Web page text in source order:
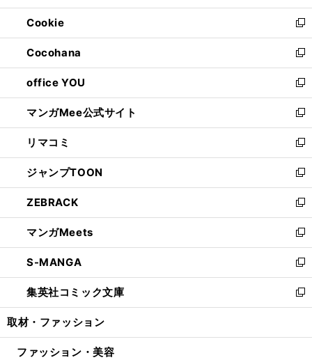
開
く
ウ
で
開
く
ン
ド
ウ
で
開
く
ウ
ィ
ン
ド
ウ
で
開
く
Cookie
新
し
い
ウ
ィ
ン
ド
ウ
で
開
く
Cocohana
新
し
い
ウ
ィ
ン
ド
ウ
で
開
く
office YOU
新
し
い
ウ
ィ
ン
ド
ウ
で
開
く
マンガMee公式サイト
新
し
い
ウ
ィ
ン
ド
ウ
で
開
く
リマコミ
新
し
い
ウ
ィ
ン
ド
ウ
で
開
く
ジャンプTOON
新
し
い
ウ
ィ
ン
ド
ウ
で
開
ZEBRACK
新
し
い
ウ
ィ
ン
ド
ウ
開
マンガMeets
新
し
い
ウ
ィ
ン
ウ
S-MANGA
新
し
い
ウ
ン
集英社コミック文庫
新
し
ウ
取材・ファッション
ファッション・美容